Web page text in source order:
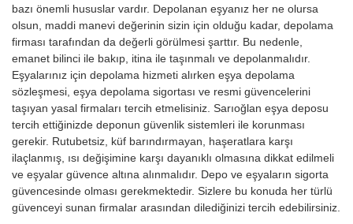
bazı önemli hususlar vardır. Depolanan eşyanız her ne olursa
olsun, maddi manevi değerinin sizin için olduğu kadar, depolama
firması tarafından da değerli görülmesi şarttır. Bu nedenle,
emanet bilinci ile bakıp, itina ile taşınmalı ve depolanmalıdır.
Eşyalarınız için depolama hizmeti alırken eşya depolama
sözleşmesi, eşya depolama sigortası ve resmi güvencelerini
taşıyan yasal firmaları tercih etmelisiniz. Sarıoğlan eşya deposu
tercih ettiğinizde deponun güvenlik sistemleri ile korunması
gerekir. Rutubetsiz, küf barındırmayan, haşeratlara karşı
ilaçlanmış, ısı değişimine karşı dayanıklı olmasına dikkat edilmeli
ve eşyalar güvence altına alınmalıdır. Depo ve eşyaların sigorta
güvencesinde olması gerekmektedir. Sizlere bu konuda her türlü
güvenceyi sunan firmalar arasından dilediğinizi tercih edebilirsiniz.